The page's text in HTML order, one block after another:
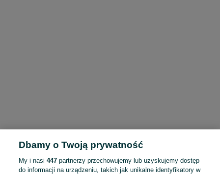
Dbamy o Twoją prywatność
My i nasi447 partnerzy przechowujemy lub uzyskujemy dostęp
do informacji na urządzeniu, takich jak unikalne identyfikatory w